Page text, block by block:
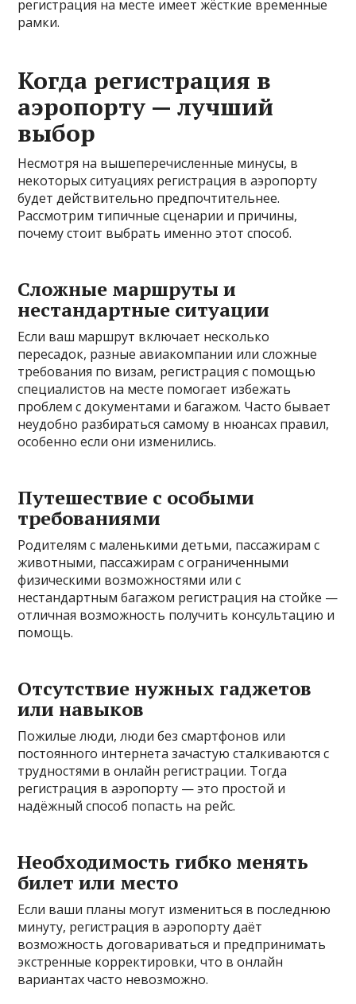
регистрация на месте имеет жёсткие временные
рамки.
Когда регистрация в
аэропорту — лучший
выбор
Несмотря на вышеперечисленные минусы, в
некоторых ситуациях регистрация в аэропорту
будет действительно предпочтительнее.
Рассмотрим типичные сценарии и причины,
почему стоит выбрать именно этот способ.
Сложные маршруты и
нестандартные ситуации
Если ваш маршрут включает несколько
пересадок, разные авиакомпании или сложные
требования по визам, регистрация с помощью
специалистов на месте помогает избежать
проблем с документами и багажом. Часто бывает
неудобно разбираться самому в нюансах правил,
особенно если они изменились.
Путешествие с особыми
требованиями
Родителям с маленькими детьми, пассажирам с
животными, пассажирам с ограниченными
физическими возможностями или с
нестандартным багажом регистрация на стойке —
отличная возможность получить консультацию и
помощь.
Отсутствие нужных гаджетов
или навыков
Пожилые люди, люди без смартфонов или
постоянного интернета зачастую сталкиваются с
трудностями в онлайн регистрации. Тогда
регистрация в аэропорту — это простой и
надёжный способ попасть на рейс.
Необходимость гибко менять
билет или место
Если ваши планы могут измениться в последнюю
минуту, регистрация в аэропорту даёт
возможность договариваться и предпринимать
экстренные корректировки, что в онлайн
вариантах часто невозможно.